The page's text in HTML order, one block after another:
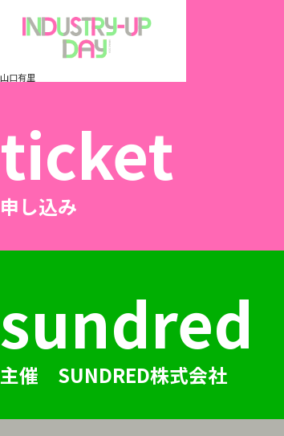
山口有里
ticket
申し込み
sundred
主催 SUNDRED株式会社